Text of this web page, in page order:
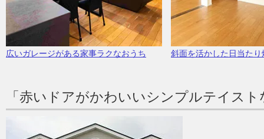
広いガレージがある家事ラクなおうち 斜面を活かした日当たり
「赤いドアがかわいいシンプルテイス